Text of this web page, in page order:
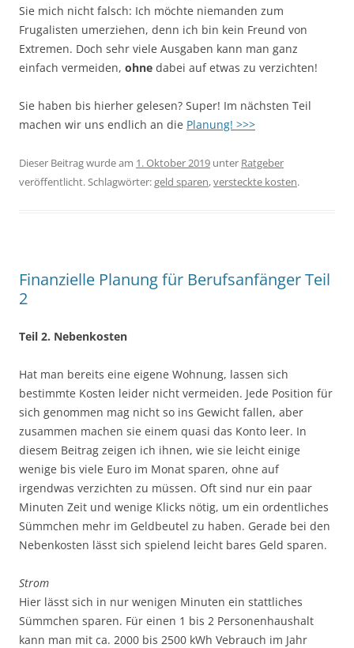
Sie mich nicht falsch: Ich möchte niemanden zum
Frugalisten umerziehen, denn ich bin kein Freund von
Extremen. Doch sehr viele Ausgaben kann man ganz
einfach vermeiden, ohne dabei auf etwas zu verzichten!
Sie haben bis hierher gelesen? Super! Im nächsten Teil
machen wir uns endlich an die Planung! >>>
Dieser Beitrag wurde am 1. Oktober 2019 unter Ratgeber
veröffentlicht. Schlagwörter:geld sparen,versteckte kosten.
Finanzielle Planung für Berufsanfänger Teil
2
Teil 2. Nebenkosten
Hat man bereits eine eigene Wohnung, lassen sich
bestimmte Kosten leider nicht vermeiden. Jede Position für
sich genommen mag nicht so ins Gewicht fallen, aber
zusammen machen sie einem quasi das Konto leer. In
diesem Beitrag zeigen ich ihnen, wie sie leicht einige
wenige bis viele Euro im Monat sparen, ohne auf
irgendwas verzichten zu müssen. Oft sind nur ein paar
Minuten Zeit und wenige Klicks nötig, um ein ordentliches
Sümmchen mehr im Geldbeutel zu haben. Gerade bei den
Nebenkosten lässt sich spielend leicht bares Geld sparen.
Strom
Hier lässt sich in nur wenigen Minuten ein stattliches
Sümmchen sparen. Für einen 1 bis 2 Personenhaushalt
kann man mit ca. 2000 bis 2500 kWh Vebrauch im Jahr